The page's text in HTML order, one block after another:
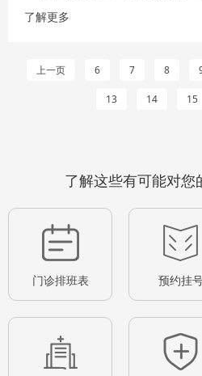
了解更多
上一页 6 7 8
13 14 15
了解这些有可能对您
门诊排班表 预约挂